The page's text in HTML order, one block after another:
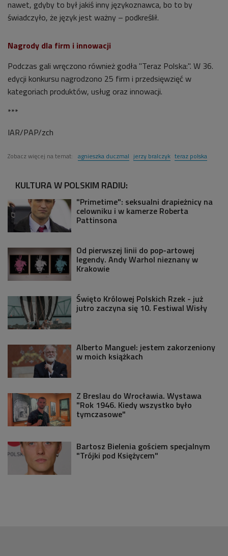
nawet, gdyby to był jakiś inny językoznawca, bo to by
świadczyło, że język jest ważny – podkreślił.
Nagrody dla firm i innowacji
Podczas gali wręczono również godła "Teraz Polska:". W 36.
edycji konkursu nagrodzono 25 firm i przedsięwzięć w
kategoriach produktów, usług oraz innowacji.
***
IAR/PAP/zch
Zobacz więcej na temat: agnieszka duczmal jerzy bralczyk teraz polska
KULTURA W POLSKIM RADIU:
"Primetime": seksualni drapieżnicy na
celowniku i w kamerze Roberta
Pattinsona
Od pierwszej linii do pop-artowej
legendy. Andy Warhol nieznany w
Krakowie
Święto Królowej Polskich Rzek - już
jutro zaczyna się 10. Festiwal Wisły
Alberto Manguel: jestem zakorzeniony
w moich książkach
Z Breslau do Wrocławia. Wystawa
"Rok 1946. Kiedy wszystko było
tymczasowe"
Bartosz Bielenia gościem specjalnym
"Trójki pod Księżycem"